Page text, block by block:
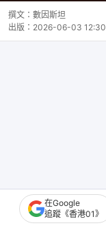
撰文： 數因斯坦
出版： 2026-06-03 12:30
在Google
追蹤《香港01》